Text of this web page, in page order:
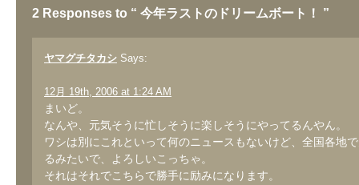
2 Responses to “ 今年ラストのドリームボート！ ”
ヤマグチタカシ Says:
12月 19th, 2006 at 1:24 AM
まいど。
なんや、元気そうに忙しそうに楽しそうにやってるんやん。
ワシは別にこれといって何のニュースもないけど、全国各地
るみたいで、よろしいこっちゃ。
それはそれでこちらで勝手に励みになります。